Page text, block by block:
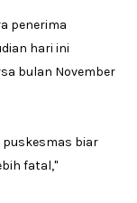
penerima
hari ini
bulan November
puskesmas biar
fatal,"